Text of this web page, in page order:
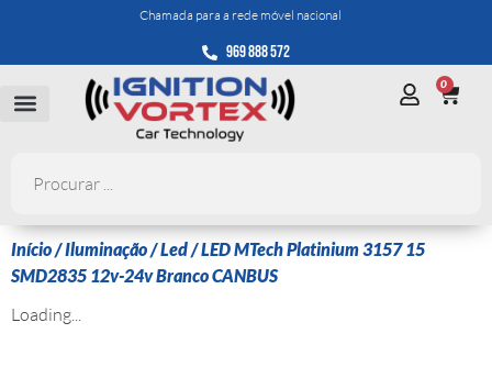
Chamada para a rede móvel nacional
969 888 572
0
Início/Iluminação/Led/ LED MTech Platinium 3157 15
SMD2835 12v-24v Branco CANBUS
Loading...